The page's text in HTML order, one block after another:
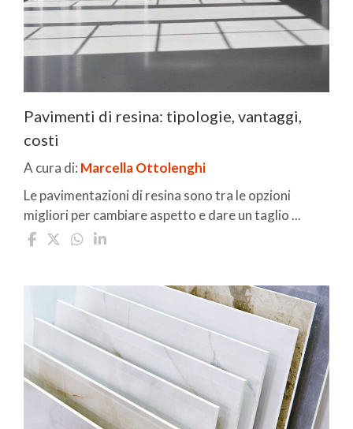
Pavimenti di resina: tipologie, vantaggi,
costi
A cura di: Marcella Ottolenghi
Le pavimentazioni di resina sono tra le opzioni
migliori per cambiare aspetto e dare un taglio ...